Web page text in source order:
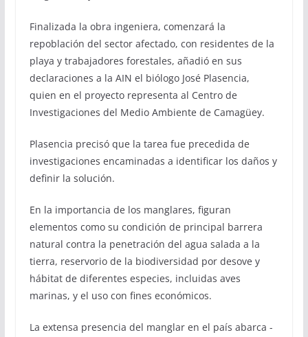
Finalizada la obra ingeniera, comenzará la
repoblación del sector afectado, con residentes de la
playa y trabajadores forestales, añadió en sus
declaraciones a la AIN el biólogo José Plasencia,
quien en el proyecto representa al Centro de
Investigaciones del Medio Ambiente de Camagüey.
Plasencia precisó que la tarea fue precedida de
investigaciones encaminadas a identificar los daños y
definir la solución.
En la importancia de los manglares, figuran
elementos como su condición de principal barrera
natural contra la penetración del agua salada a la
tierra, reservorio de la biodiversidad por desove y
hábitat de diferentes especies, incluidas aves
marinas, y el uso con fines económicos.
La extensa presencia del manglar en el país abarca -